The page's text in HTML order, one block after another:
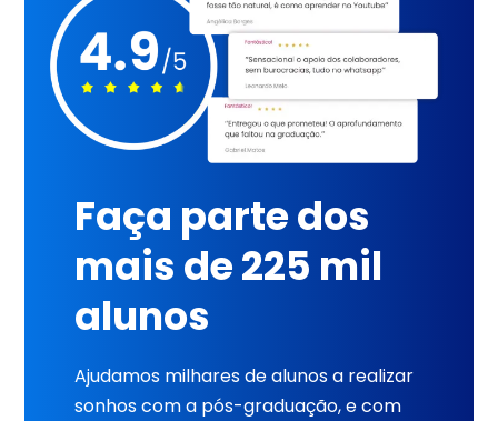
Faça parte dos
mais de 225 mil
alunos
Ajudamos milhares de alunos a realizar
sonhos com a pós-graduação, e com